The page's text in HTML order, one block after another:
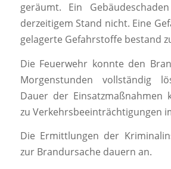
geräumt. Ein
derzeitigem Stand nicht. Eine
gelagerte Gefahrstoffe bestand
Die Feuerwehr konnte den
Morgenstunden vollständig
Dauer der Einsatzmaßnahmen
zu Verkehrsbeeinträchtigungen
Die Ermittlungen der
zur Brandursache dauern an.